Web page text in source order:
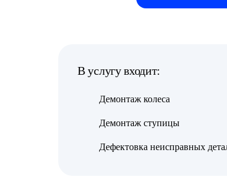
В услугу входит:
Демонтаж колеса
Демонтаж ступицы
Дефектовка неисправных